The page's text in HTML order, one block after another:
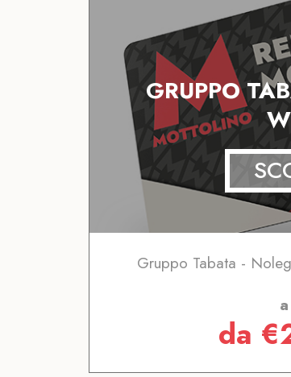
GRUPPO
Gruppo Tabata -
da €